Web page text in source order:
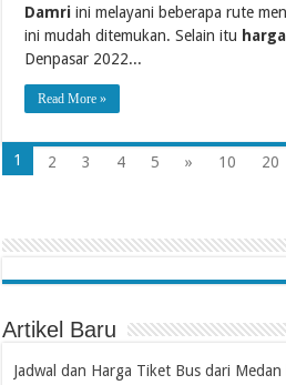
Damri ini melayani beberapa rute
ini mudah ditemukan. Selain itu
Denpasar 2022...
Read More »
1 2 3 4 5 » 10 20
Artikel Baru
Jadwal dan Harga Tiket Bus dari Medan